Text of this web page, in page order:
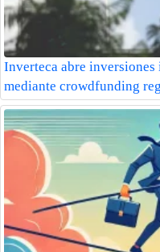
Inverteca abre inversiones
mediante crowdfunding